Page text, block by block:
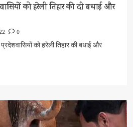
को हरेली तिहार की दी बधाई और
0
को हरेली तिहार की बधाई और